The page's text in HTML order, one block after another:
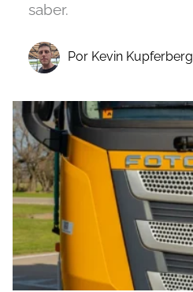
saber.
Por Kevin Kupferberg